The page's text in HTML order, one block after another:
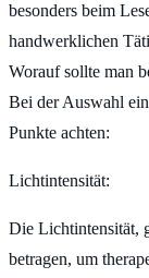
besonders beim
handwerklichen
Worauf sollte man
Bei der Auswahl
Punkte achten:
Lichtintensität:
Die Lichtintensität,
betragen, um